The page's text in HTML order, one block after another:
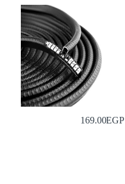
169.00EGP